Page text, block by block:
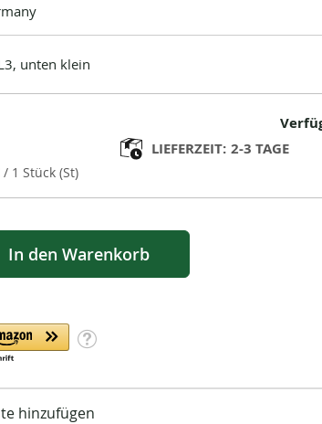
unten klein
/ 1 Stück (St)
LIEFERZEIT: 2-3 TAGE
In den Warenkorb
hinzufügen